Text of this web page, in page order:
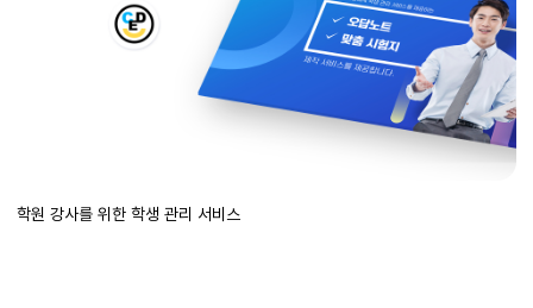
학원 강사를 위한 학생 관리 서비스